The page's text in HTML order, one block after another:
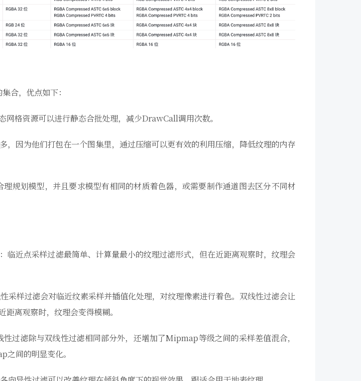
合，优点如下：
网格资源可以进行静态合批处理，减少DrawCall调用次数。
，因为他们打包在一个图集里，通过压缩可以更有效的利用压缩，降低纹理的内存
规划模型，并且要求模型有相同的材质着色器，或需要制作通道图去区分不同材
近点采样过滤最简单、计算量最小的纹理过滤形式，但在近距离观察时，纹理会
样过滤会对临近纹素采样并插值化处理，对纹理像素进行着色。双线性过滤会让
距离观察时，纹理会变得模糊。
过滤除与双线性过滤相同部分外，还增加了Mipmap等级之间的采样差值混合，
间的明显变化。